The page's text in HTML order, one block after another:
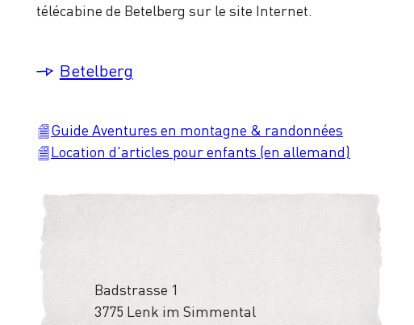
télécabine de Betelberg sur le site Internet.
Betelberg
Guide Aventures en montagne & randonnées
Location d'articles pour enfants (en allemand)
Badstrasse 1
3775 Lenk im Simmental